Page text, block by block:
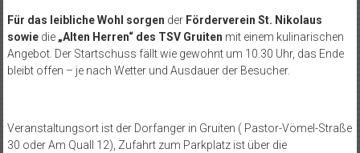
Für das leibliche Wohl sorgen der Förderverein St. Nikolaus
sowiedie „Alten Herren“ des TSV Gruiten mit einem kulinarischen
Angebot. Der Startschuss fällt wie gewohnt um 10.30 Uhr, das Ende
bleibt offen – je nach Wetter und Ausdauer der Besucher.
Veranstaltungsort ist der Dorfanger in Gruiten ( Pastor-Vömel-Straße
30 oder Am Quall 12), Zufahrt zum Parkplatz ist über die